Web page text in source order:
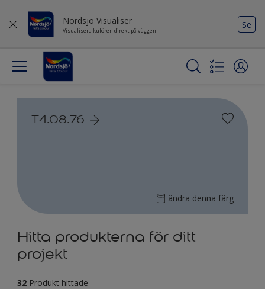
Nordsjö Visualiser
Visualisera kulören direkt på väggen
Se
T4.08.76
ändra denna färg
Hitta produkterna för ditt
projekt
32 Produkt hittade